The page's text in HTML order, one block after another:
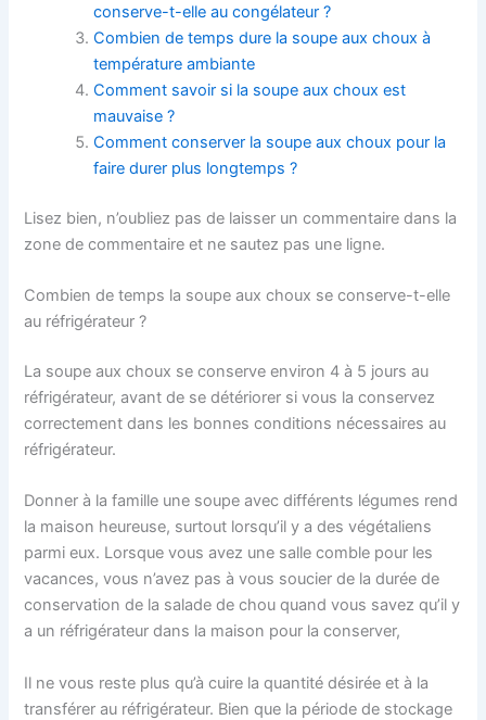
conserve-t-elle au congélateur ?
Combien de temps dure la soupe aux choux à
température ambiante
Comment savoir si la soupe aux choux est
mauvaise ?
Comment conserver la soupe aux choux pour la
faire durer plus longtemps ?
Lisez bien, n’oubliez pas de laisser un commentaire dans la
zone de commentaire et ne sautez pas une ligne.
Combien de temps la soupe aux choux se conserve-t-elle
au réfrigérateur ?
La soupe aux choux se conserve environ 4 à 5 jours au
réfrigérateur, avant de se détériorer si vous la conservez
correctement dans les bonnes conditions nécessaires au
réfrigérateur.
Donner à la famille une soupe avec différents légumes rend
la maison heureuse, surtout lorsqu’il y a des végétaliens
parmi eux. Lorsque vous avez une salle comble pour les
vacances, vous n’avez pas à vous soucier de la durée de
conservation de la salade de chou quand vous savez qu’il y
a un réfrigérateur dans la maison pour la conserver,
Il ne vous reste plus qu’à cuire la quantité désirée et à la
transférer au réfrigérateur. Bien que la période de stockage